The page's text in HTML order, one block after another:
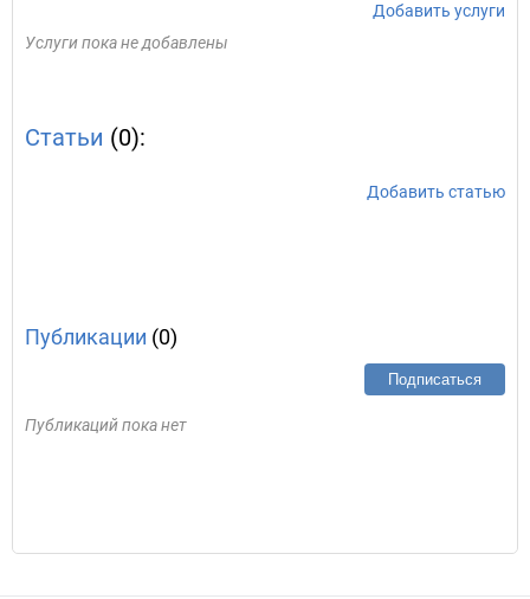
Добавить услуги
Услуги пока не добавлены
Статьи (0):
Добавить статью
Публикации (0)
Подписаться
Публикаций пока нет